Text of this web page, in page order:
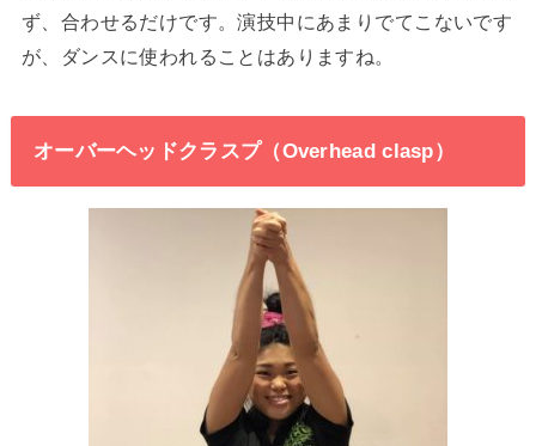
ず、合わせるだけです。演技中にあまりでてこないです
が、ダンスに使われることはありますね。
オーバーヘッドクラスプ（Overhead clasp）